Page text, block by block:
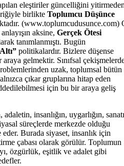
eleştiriler güncelliğini
birlikte Toplumcu Düşünce
(www.toplumcudusunce.com)
aksine, Gerçek Ötesi
tanımlanmıştı. Bugün
politikalardır. Bizlere düşense
gelmektir. Sınıfsal
uzak, toplumsal bütün
çıkar gruplarına hitap eden
için bu bir araya geliş
insanlığın, uygarlığın,
süreçlerde merkezde olduğu
Burada siyaset, insanlık için
çabası olarak görülür. Toplumun
özgürlük, eşitlik ve adalet gibi